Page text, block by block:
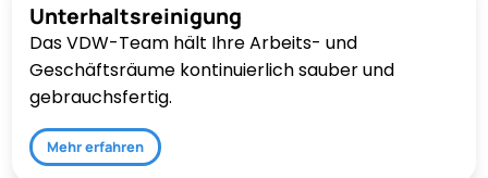
Unterhaltsreinigung
Das VDW-Team hält Ihre Arbeits- und
Geschäftsräume kontinuierlich sauber und
gebrauchsfertig.
Mehr erfahren